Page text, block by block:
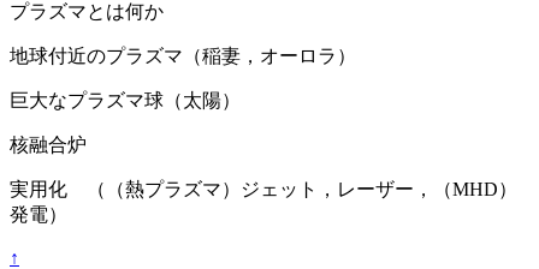
プラズマとは何か
地球付近のプラズマ（稲妻，オーロラ）
巨大なプラズマ球（太陽）
核融合炉
実用化 （（熱プラズマ）ジェット，レーザー，（MHD）
発電）
↑